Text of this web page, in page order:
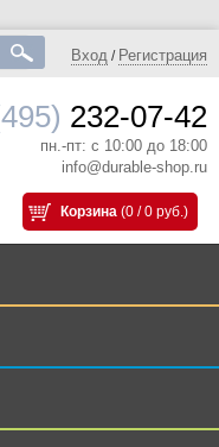
Вход / Регистрация
232-07-42
пн.-пт: с 10:00 до 18:00
info@durable-shop.ru
Корзина (0 / 0 руб.)